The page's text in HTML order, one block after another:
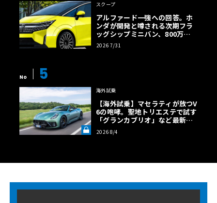
スクープ
アルファード一強への回答。ホ
ンダが開発と噂される次期フラ
ッグシップミニバン、800万円
超の勝算【予想CG】
2026 7/31
No 5
海外試乗
【海外試乗】マセラティが放つV
6の咆哮。聖地トリエステで試す
「グランカブリオ」など最新ト
ロフェオ3台の官能評価《LE VO
LANT LAB》
2026 8/4